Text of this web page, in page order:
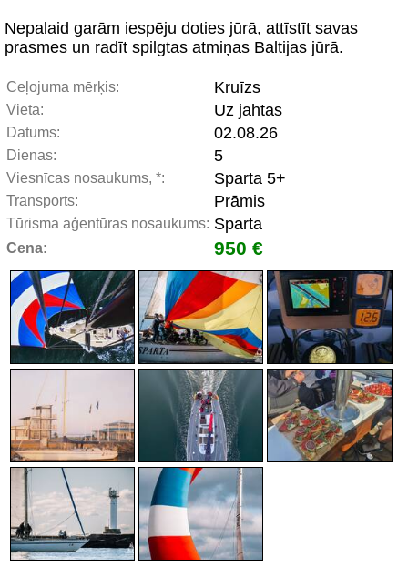
Nepalaid garām iespēju doties jūrā, attīstīt savas
prasmes un radīt spilgtas atmiņas Baltijas jūrā.
Ceļojuma mērķis: Kruīzs
Vieta: Uz jahtas
Datums: 02.08.26
Dienas: 5
Viesnīcas nosaukums, *: Sparta 5+
Transports: Prāmis
Tūrisma aģentūras nosaukums: Sparta
Cena: 950 €